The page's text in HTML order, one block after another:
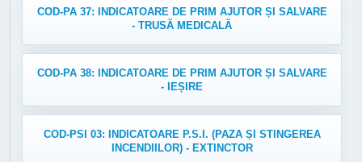
COD-PA 37: INDICATOARE DE PRIM AJUTOR ȘI SALVARE
- TRUSĂ MEDICALĂ
COD-PA 38: INDICATOARE DE PRIM AJUTOR ȘI SALVARE
- IEȘIRE
COD-PSI 03: INDICATOARE P.S.I. (PAZA ȘI STINGEREA
INCENDIILOR) - EXTINCTOR